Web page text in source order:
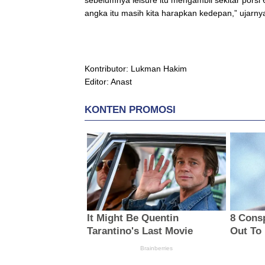
angka itu masih kita harapkan kedepan,”
Kontributor: Lukman Hakim
Editor: Anast